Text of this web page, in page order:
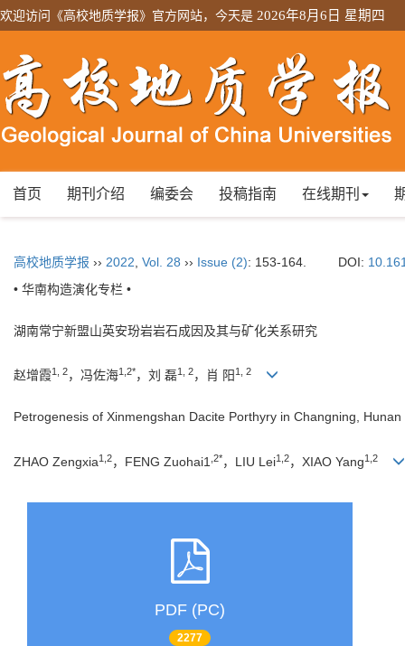
欢迎访问《高校地质学报》官方网站，今天是 2026年8月6日 星期四
首页 期刊介绍 编委会 投稿指南 在线期刊
高校地质学报 ›› 2022 Vol. 28 ›› Issue (2): 153-164. DOI:
• 华南构造演化专栏 •
湖南常宁新盟山英安玢岩岩石成因及其与矿化关系研究
赵增霞1, 2，冯佐海1,2*，刘 磊1, 2，肖 阳 1, 2
Petrogenesis of Xinmengshan Dacite Porthyry in Changning,
ZHAO Zengxia1,2，FENG Zuohai1 ,2*，LIU Lei1,2，XIAO Yang1,2
PDF (PC)
2277